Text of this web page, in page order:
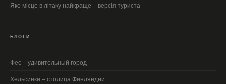
Яке місце в літаку найкраще – версія туриста
БЛОГИ
Фес – удивительный город
Хельсинки – столица Финляндии